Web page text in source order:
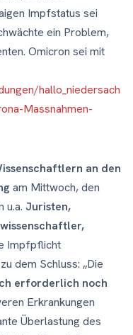
Impfstatus sei
ein Problem,
Omicron sei mit
hallo_niedersach
Massnahmen-
an den
am Mittwoch, den
u.a. Juristen,
Impfpflicht
dem Schluss: „Die
erforderlich noch
Erkrankungen
Überlastung des